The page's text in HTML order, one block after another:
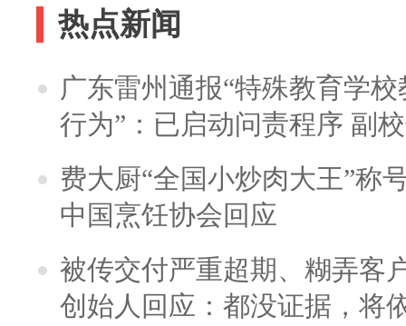
热点新闻
广东雷州通报“特殊教育学
行为”：已启动问责程序 副
费大厨“全国小炒肉大王”称
中国烹饪协会回应
被传交付严重超期、糊弄客
创始人回应：都没证据，将